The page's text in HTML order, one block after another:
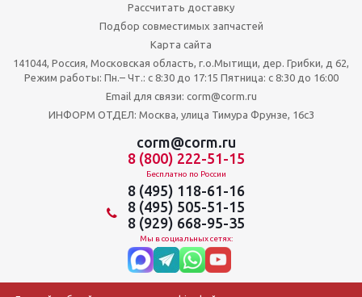
Рассчитать доставку
Подбор совместимых запчастей
Карта сайта
141044, Россия, Московская область, г.о.Мытищи, дер. Грибки, д 62,
Режим работы: Пн.– Чт.: с 8:30 до 17:15 Пятница: c 8:30 до 16:00
Email для связи: corm@corm.ru
ИНФОРМ ОТДЕЛ: Москва, улица Тимура Фрунзе, 16с3
corm@corm.ru
8 (800) 222-51-15
Бесплатно по России
8 (495) 118-61-16
8 (495) 505-51-15
8 (929) 668-95-35
Мы в социальных сетях: